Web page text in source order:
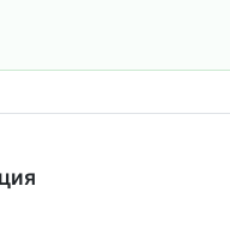
аттестации, а также